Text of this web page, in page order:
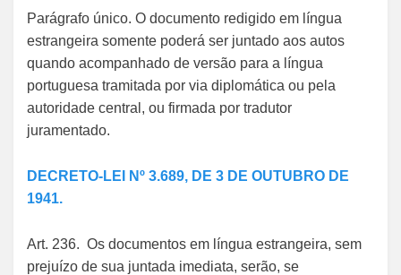
Parágrafo único. O documento redigido em língua
estrangeira somente poderá ser juntado aos autos
quando acompanhado de versão para a língua
portuguesa tramitada por via diplomática ou pela
autoridade central, ou firmada por tradutor
juramentado.
DECRETO-LEI Nº 3.689, DE 3 DE OUTUBRO DE
1941.
Art. 236. Os documentos em língua estrangeira, sem
prejuízo de sua juntada imediata, serão, se